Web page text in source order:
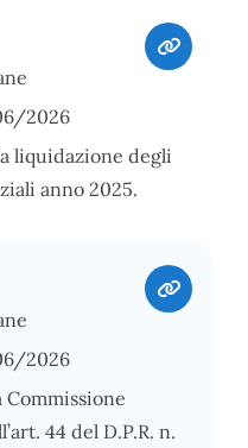
2026
liquidazione degli
anno 2025.
2026
44 del D.P.R. n.